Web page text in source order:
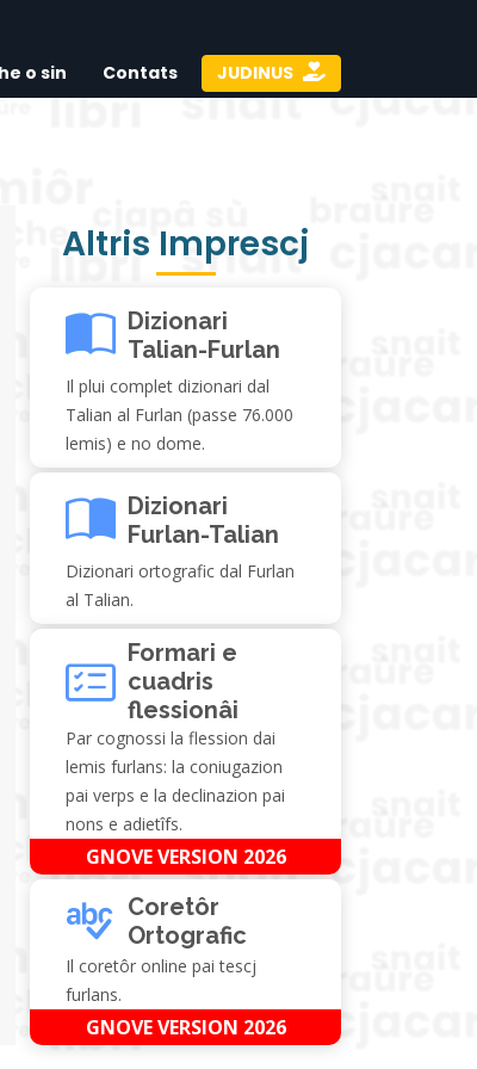
o sin Contats JUDINUS
Altris Imprescj
Dizionari
Talian-Furlan
Il plui complet dizionari dal
Talian al Furlan (passe 76.000
lemis) e no dome.
Dizionari
Furlan-Talian
Dizionari ortografic dal Furlan
al Talian.
Formari e
cuadris
flessionâi
Par cognossi la flession dai
lemis furlans: la coniugazion
pai verps e la declinazion pai
nons e adietîfs.
GNOVE VERSION 2026
Coretôr
Ortografic
Il coretôr online pai tescj
furlans.
GNOVE VERSION 2026